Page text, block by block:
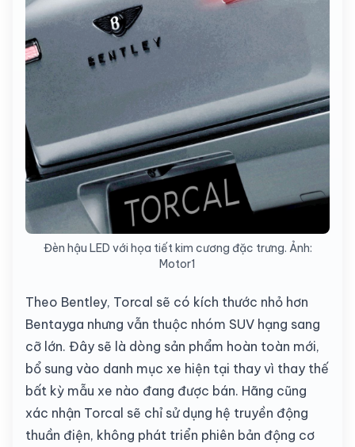
Đèn hậu LED với họa tiết kim cương đặc trưng. Ảnh:
Motor1
Theo Bentley, Torcal sẽ có kích thước nhỏ hơn
Bentayga nhưng vẫn thuộc nhóm SUV hạng sang
cỡ lớn. Đây sẽ là dòng sản phẩm hoàn toàn mới,
bổ sung vào danh mục xe hiện tại thay vì thay thế
bất kỳ mẫu xe nào đang được bán. Hãng cũng
xác nhận Torcal sẽ chỉ sử dụng hệ truyền động
thuần điện, không phát triển phiên bản động cơ